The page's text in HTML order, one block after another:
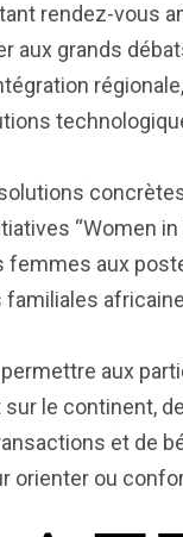
rendez-vous
aux grands
solutions
“Women in
aux
aux
le continent,
et de
orienter ou